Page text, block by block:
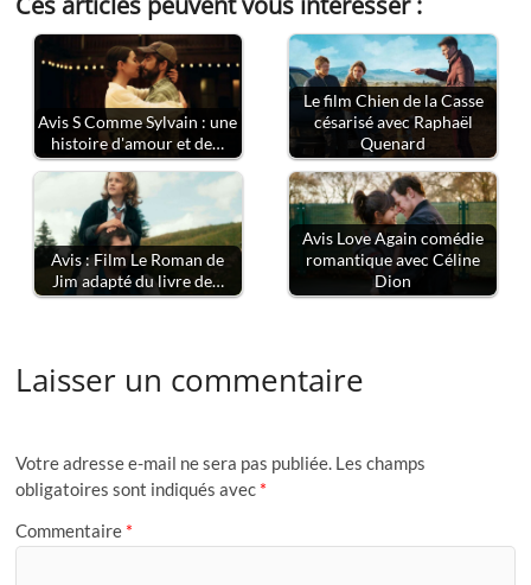
Avis S Comme Sylvain : une
histoire d'amour et de…
Le film Chien de la Casse
césarisé avec Raphaël
Quenard
Avis : Film Le Roman de
Jim adapté du livre de…
Avis Love Again comédie
romantique avec Céline
Dion
Laisser un commentaire
Votre adresse e-mail ne sera pas publiée. Les champs
obligatoires sont indiqués avec *
Commentaire *